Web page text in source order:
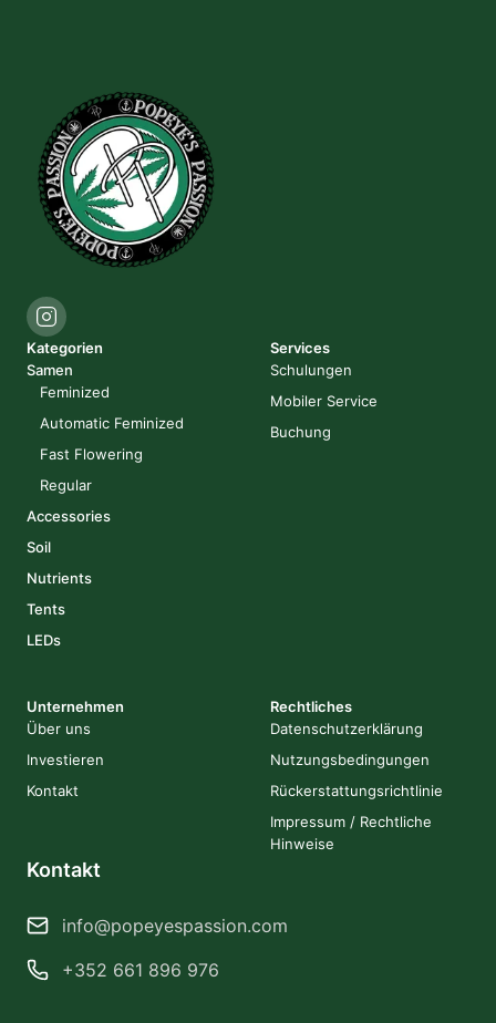
Kategorien
Samen
Feminized
Automatic Feminized
Fast Flowering
Regular
Accessories
Soil
Nutrients
Tents
LEDs
Services
Schulungen
Mobiler Service
Buchung
Unternehmen
Über uns
Investieren
Kontakt
Rechtliches
Datenschutzerklärung
Nutzungsbedingungen
Rückerstattungsrichtlinie
Impressum / Rechtliche
Hinweise
Kontakt
info@popeyespassion.com
+352 661 896 976